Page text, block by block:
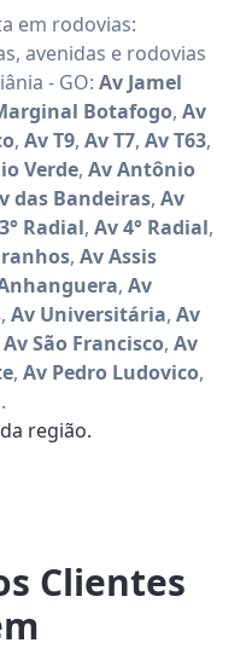
em rodovias:
avenidas e rodovias
- GO: Av Jamel
Botafogo, Av
, Av T9, Av T7, Av T63,
Verde, Av Antônio
das Bandeiras, Av
Radial, Av 4° Radial,
, Av Assis
, Av
, Av Universitária, Av
Av São Francisco, Av
, Av Pedro Ludovico,
.
região.
Clientes